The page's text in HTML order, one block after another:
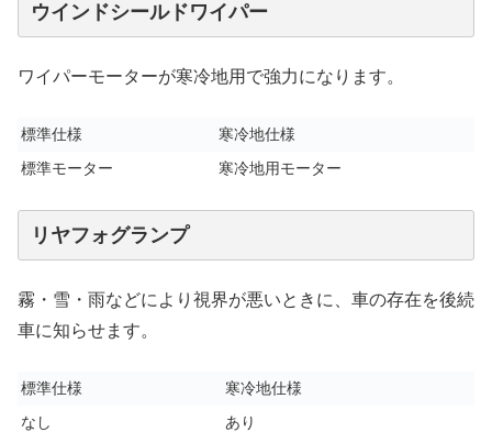
ウインドシールドワイパー
ワイパーモーターが寒冷地用で強力になります。
標準仕様
寒冷地仕様
標準モーター
寒冷地用モーター
リヤフォグランプ
霧・雪・雨などにより視界が悪いときに、車の存在を後続
車に知らせます。
標準仕様
寒冷地仕様
なし
あり